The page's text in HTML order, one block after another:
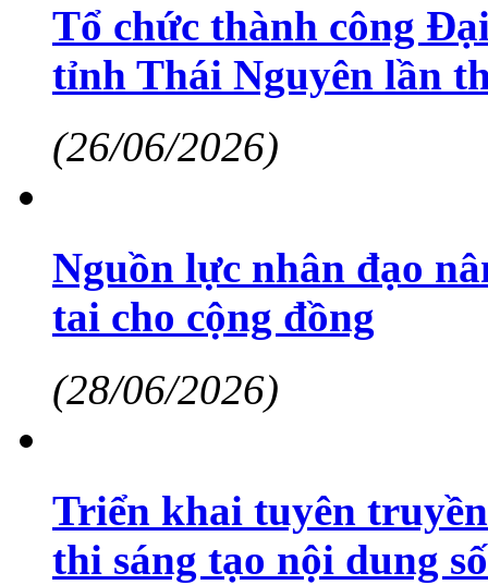
Tổ chức thành công
tỉnh Thái Nguyên lần
(26/06/2026)
Nguồn lực nhân đạo
tai cho cộng đồng
(28/06/2026)
Triển khai tuyên
thi sáng tạo nội dung số